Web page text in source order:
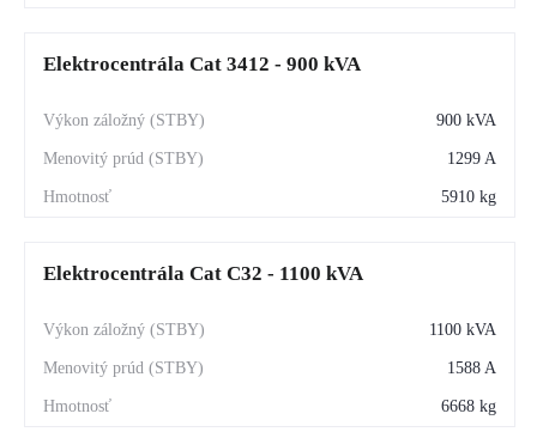
Elektrocentrála Cat 3412 - 900 kVA
900 kVA
1299 A
5910 kg
Elektrocentrála Cat C32 - 1100 kVA
1100 kVA
1588 A
6668 kg